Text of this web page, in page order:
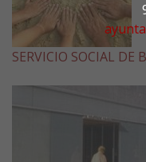
SERVICIO SOCIAL DE